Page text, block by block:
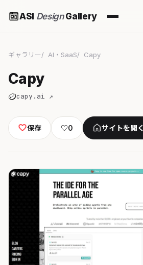
ASI DesignGallery
ギャラリー AI・SaaS Capy
Capy
capy.ai ↗
保存 ♡0 サイトを開く